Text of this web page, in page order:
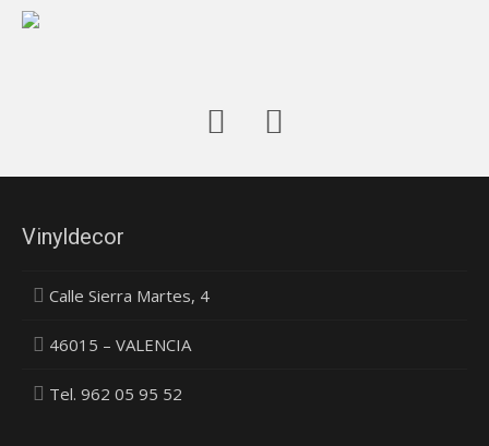
Vinyldecor
Calle Sierra Martes, 4
46015 – VALENCIA
Tel. 962 05 95 52